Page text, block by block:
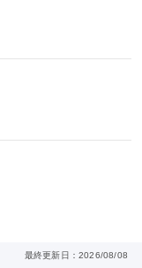
最終更新日：2026/08/08